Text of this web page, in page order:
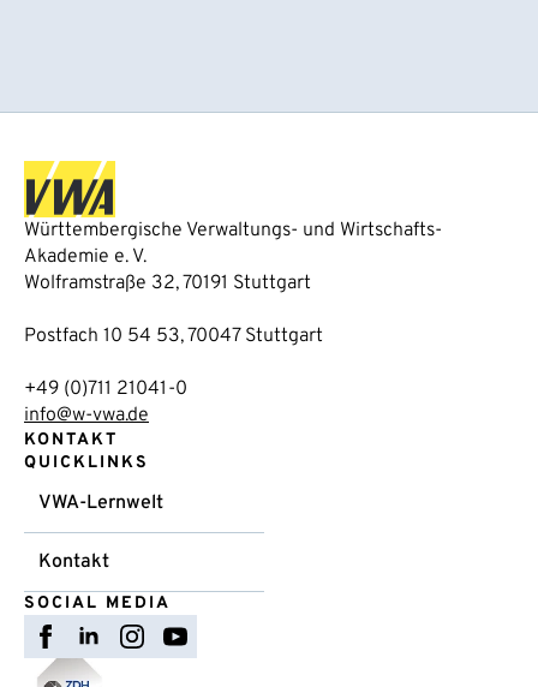
Württembergische Verwaltungs- und Wirtschafts-
Akademie e. V.
Wolframstraße 32, 70191 Stuttgart
Postfach 10 54 53, 70047 Stuttgart
+49 (0)711 21041-0
info@w-vwa.de
KONTAKT
QUICKLINKS
VWA-Lernwelt
Kontakt
SOCIAL MEDIA